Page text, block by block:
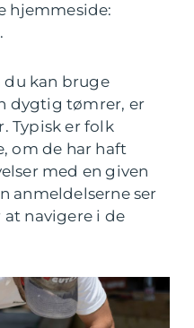
hjemmeside:
.
du kan bruge
dygtig tømrer, er
Typisk er folk
om de har haft
med en given
anmeldelserne ser
navigere i de